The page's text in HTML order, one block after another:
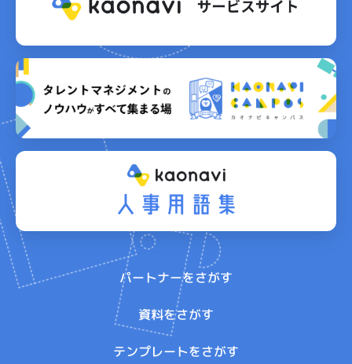
パートナーをさがす
資料をさがす
テンプレートをさがす